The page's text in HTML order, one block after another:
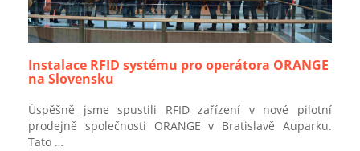
Instalace RFID systému pro operátora ORANGE
na Slovensku
Úspěšně jsme spustili RFID zařízení v nové pilotní
prodejně společnosti ORANGE v Bratislavě Auparku.
Tato …